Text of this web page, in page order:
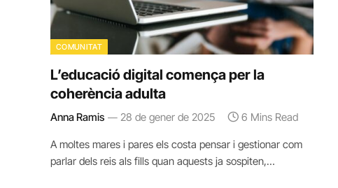
COMUNITAT
L’educació digital comença per la
coherència adulta
Anna Ramis 28 de gener de 2025 6 Mins Read
A moltes mares i pares els costa pensar i gestionar com
parlar dels reis als fills quan aquests ja sospiten,…